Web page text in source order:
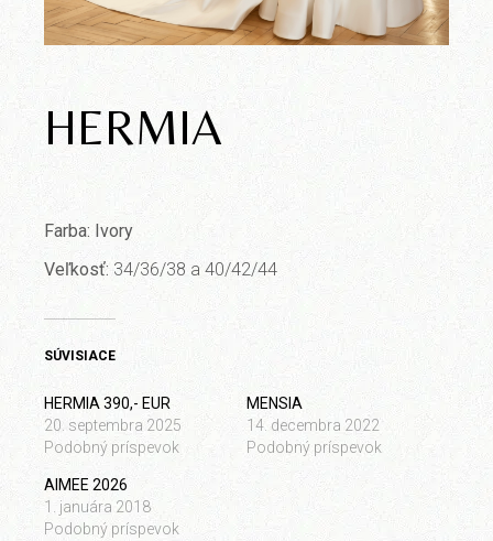
HERMIA
Farba: Ivory
Veľkosť: 34/36/38 a 40/42/44
SÚVISIACE
HERMIA 390,- EUR
20. septembra 2025
Podobný príspevok
MENSIA
14. decembra 2022
Podobný príspevok
AIMEE 2026
1. januára 2018
Podobný príspevok